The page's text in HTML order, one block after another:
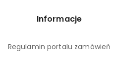
Informacje
Regulamin portalu zamówień